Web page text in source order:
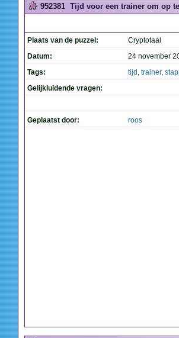
952381 Tijd voor een trainer om op
Plaats van de puzzel:
Cryptotaal
Datum:
24 november
Tags:
tijd , trainer,
Gelijkluidende vragen:
Geplaatst door: roos